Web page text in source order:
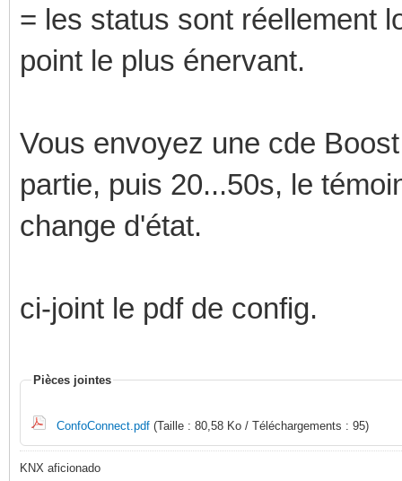
= les status sont réellement
point le plus énervant.
Vous envoyez une cde
partie, puis 20...50s, le
change d'état.
ci-joint le pdf de config.
Pièces jointes
ConfoConnect.pdf (Taille : 80,58 Ko / Téléchargements : 95)
KNX aficionado